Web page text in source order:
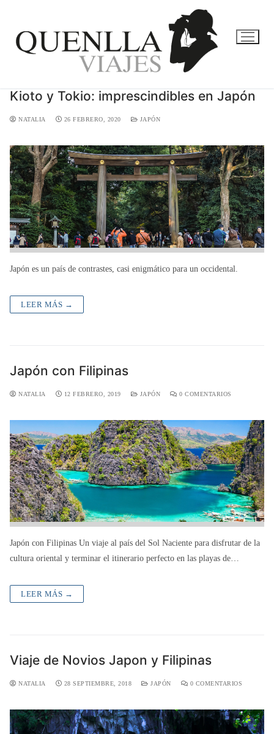
Kioto y Tokio: imprescindibles en Japón
NATALIA 26 FEBRERO, 2020 JAPÓN
Japón es un país de contrastes, casi enigmático para un occidental.
LEER MÁS →
Japón con Filipinas
NATALIA 12 FEBRERO, 2019 JAPÓN 0 COMENTARIOS
Japón con Filipinas Un viaje al país del Sol Naciente para disfrutar de la
cultura oriental y terminar el itinerario perfecto en las playas de…
LEER MÁS →
Viaje de Novios Japon y Filipinas
NATALIA 28 SEPTIEMBRE, 2018 JAPÓN 0 COMENTARIOS